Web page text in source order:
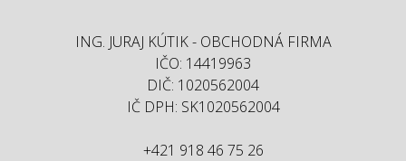
ING. JURAJ KÚTIK - OBCHODNÁ FIRMA
IČO: 14419963
DIČ: 1020562004
IČ DPH: SK1020562004
+421 918 46 75 26